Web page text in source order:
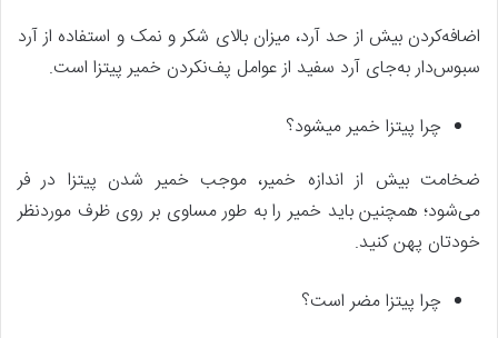
اضافه‌کردن بیش از حد آرد، میزان بالای شکر و نمک و استفاده از آرد
سبوس‌دار به‌جای آرد سفید از عوامل پف‌نکردن خمیر پیتزا است.
چرا پیتزا خمیر میشود؟
ضخامت بیش از اندازه خمیر، موجب خمیر شدن پیتزا در فر
می‌شود؛ همچنین باید خمیر را به طور مساوی بر روی ظرف موردنظر
خودتان پهن کنید.
چرا پیتزا مضر است؟